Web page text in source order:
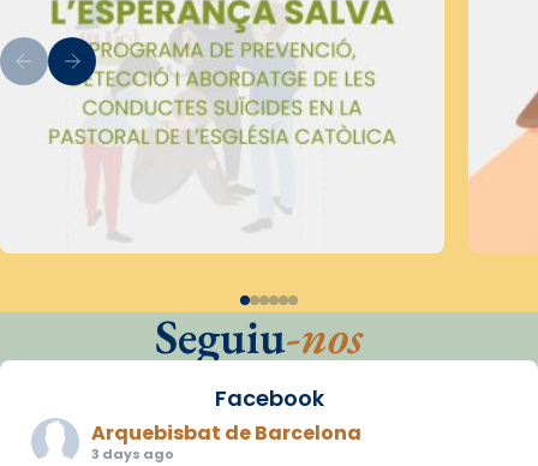
Seguiu-nos
Facebook
Arquebisbat de Barcelona
3 days ago